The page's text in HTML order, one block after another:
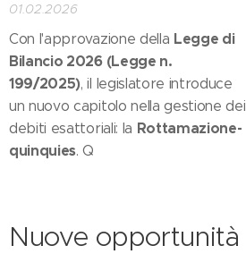
01.02.2026
Con l'approvazione della Legge di
Bilancio 2026 (Legge n.
199/2025), il legislatore introduce
un nuovo capitolo nella gestione dei
debiti esattoriali: la Rottamazione-
quinquies. Q
Nuove opportunità